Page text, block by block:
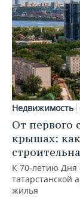
Недвижимость
От первого
крышах:
К 70-летию Дня
татарстанской
жилья